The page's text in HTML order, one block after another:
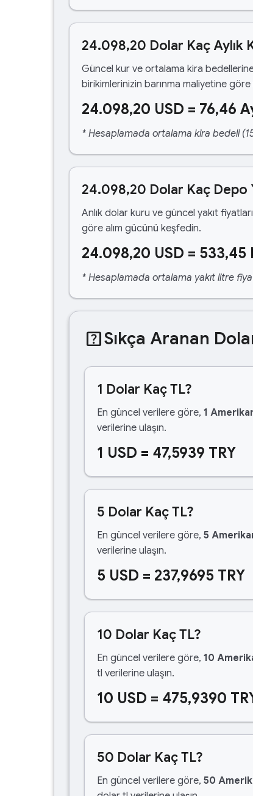
24.098,20 Dolar Kaç Aylık
Güncel kur ve ortalama kira
birikimlerinizin barınma maliyetine
24.098,20 USD = 76,46
* Hesaplamada ortalama kira bedeli
24.098,20 Dolar Kaç Depo
Anlık dolar kuru ve güncel yakıt
göre alım gücünü keşfedin.
24.098,20 USD = 533,45
* Hesaplamada ortalama yakıt litre
help_centerSıkça Aranan
1 Dolar Kaç TL?
En güncel verilere göre, 1
verilerine ulaşın.
1 USD = 47,5939 TRY
5 Dolar Kaç TL?
En güncel verilere göre, 5
verilerine ulaşın.
5 USD = 237,9695 TRY
10 Dolar Kaç TL?
En güncel verilere göre, 10
tl verilerine ulaşın.
10 USD = 475,9390
50 Dolar Kaç TL?
En güncel verilere göre, 50